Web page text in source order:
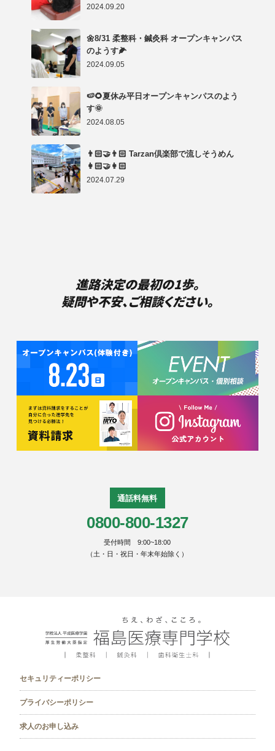
2024.09.20
🌼8/31 柔整科・鍼灸科 オープンキャンパス
のようす🌽
2024.09.05
🍉🌻夏休み平日オープンキャンパスのよう
す🌞
2024.08.05
👨🏻‍🤝‍👨🏻 Tarzan倶楽部で流しそうめん
👩🏻‍🤝‍👩🏻
2024.07.29
進路決定の最初の1歩。
疑問や不安、ご相談ください。
通話料無料
0800-800-1327
受付時間 9:00~18:00
（土・日・祝日・年末年始除く）
セキュリティーポリシー
プライバシーポリシー
求人のお申し込み